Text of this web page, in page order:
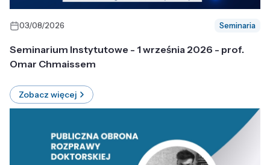
03/08/2026 Seminaria
Seminarium Instytutowe - 1 września 2026 - prof.
Omar Chmaissem
Zobacz więcej